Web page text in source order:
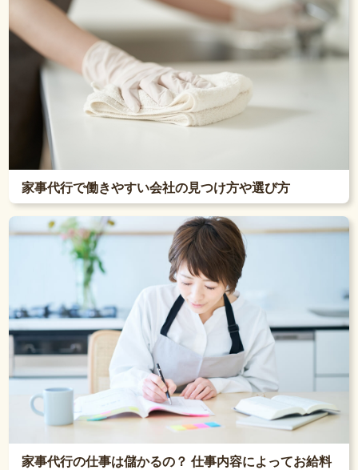
家事代行で働きやすい会社の見つけ方や選び方
家事代行の仕事は儲かるの？ 仕事内容によってお給料